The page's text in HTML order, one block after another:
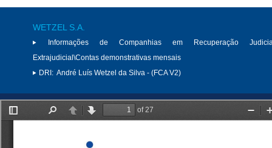
WETZEL S.A.
Informações de Companhias em Recuperação
Extrajudicial\Contas demonstrativas mensais
DRI: André Luís Wetzel da Silva - (FCA V2)